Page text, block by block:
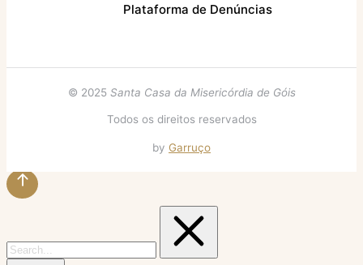
Plataforma de Denúncias
© 2025 Santa Casa da Misericórdia de Góis
Todos os direitos reservados
by Garruço